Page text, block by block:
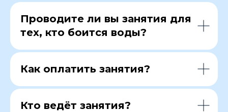
Проводите ли вы занятия для
тех, кто боится воды?
Как оплатить занятия?
Кто ведёт занятия?